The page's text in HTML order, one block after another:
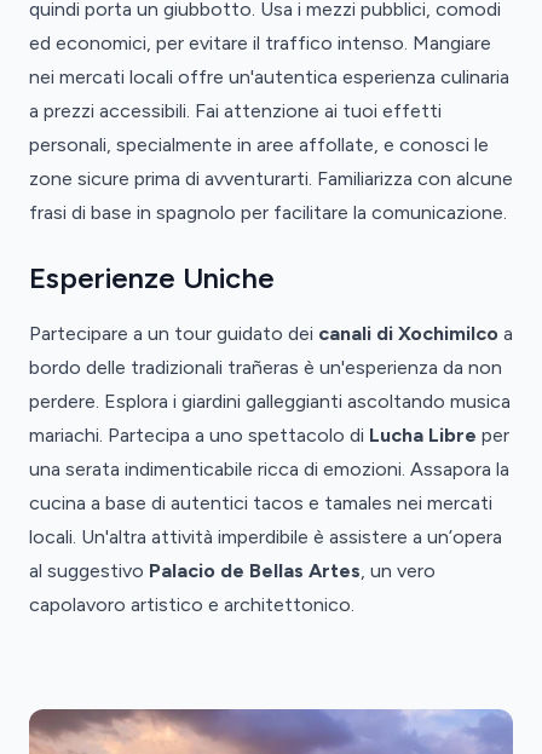
quindi porta un giubbotto. Usa i mezzi pubblici, comodi
ed economici, per evitare il traffico intenso. Mangiare
nei mercati locali offre un'autentica esperienza culinaria
a prezzi accessibili. Fai attenzione ai tuoi effetti
personali, specialmente in aree affollate, e conosci le
zone sicure prima di avventurarti. Familiarizza con alcune
frasi di base in spagnolo per facilitare la comunicazione.
Esperienze Uniche
Partecipare a un tour guidato dei canali di Xochimilco a
bordo delle tradizionali trañeras è un'esperienza da non
perdere. Esplora i giardini galleggianti ascoltando musica
mariachi. Partecipa a uno spettacolo di Lucha Libre per
una serata indimenticabile ricca di emozioni. Assapora la
cucina a base di autentici tacos e tamales nei mercati
locali. Un'altra attività imperdibile è assistere a un’opera
al suggestivo Palacio de Bellas Artes, un vero
capolavoro artistico e architettonico.